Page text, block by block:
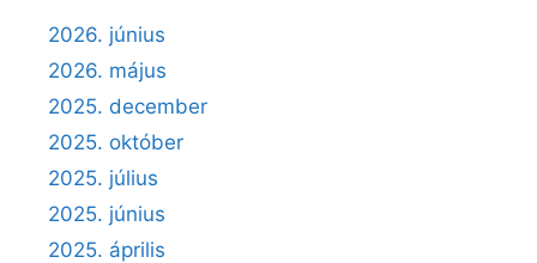
2026. június
2026. május
2025. december
2025. október
2025. július
2025. június
2025. április